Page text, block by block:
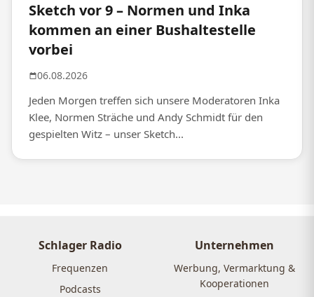
Sketch vor 9 – Normen und Inka
kommen an einer Bushaltestelle
vorbei
06.08.2026
Jeden Morgen treffen sich unsere Moderatoren Inka
Klee, Normen Sträche und Andy Schmidt für den
gespielten Witz – unser Sketch...
Schlager Radio
Frequenzen
Podcasts
Unternehmen
Werbung, Vermarktung &
Kooperationen